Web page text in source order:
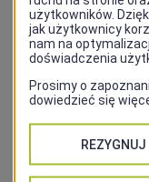
Dzięki swojej
szybko
rodzinne serce
turnieje,
centrum tętni
To przestrzeń,
do ruchu. Jeśli